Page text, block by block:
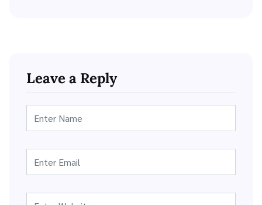
Leave a Reply